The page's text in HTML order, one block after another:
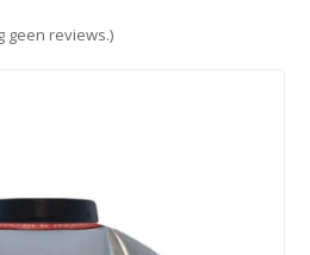
geen reviews.)